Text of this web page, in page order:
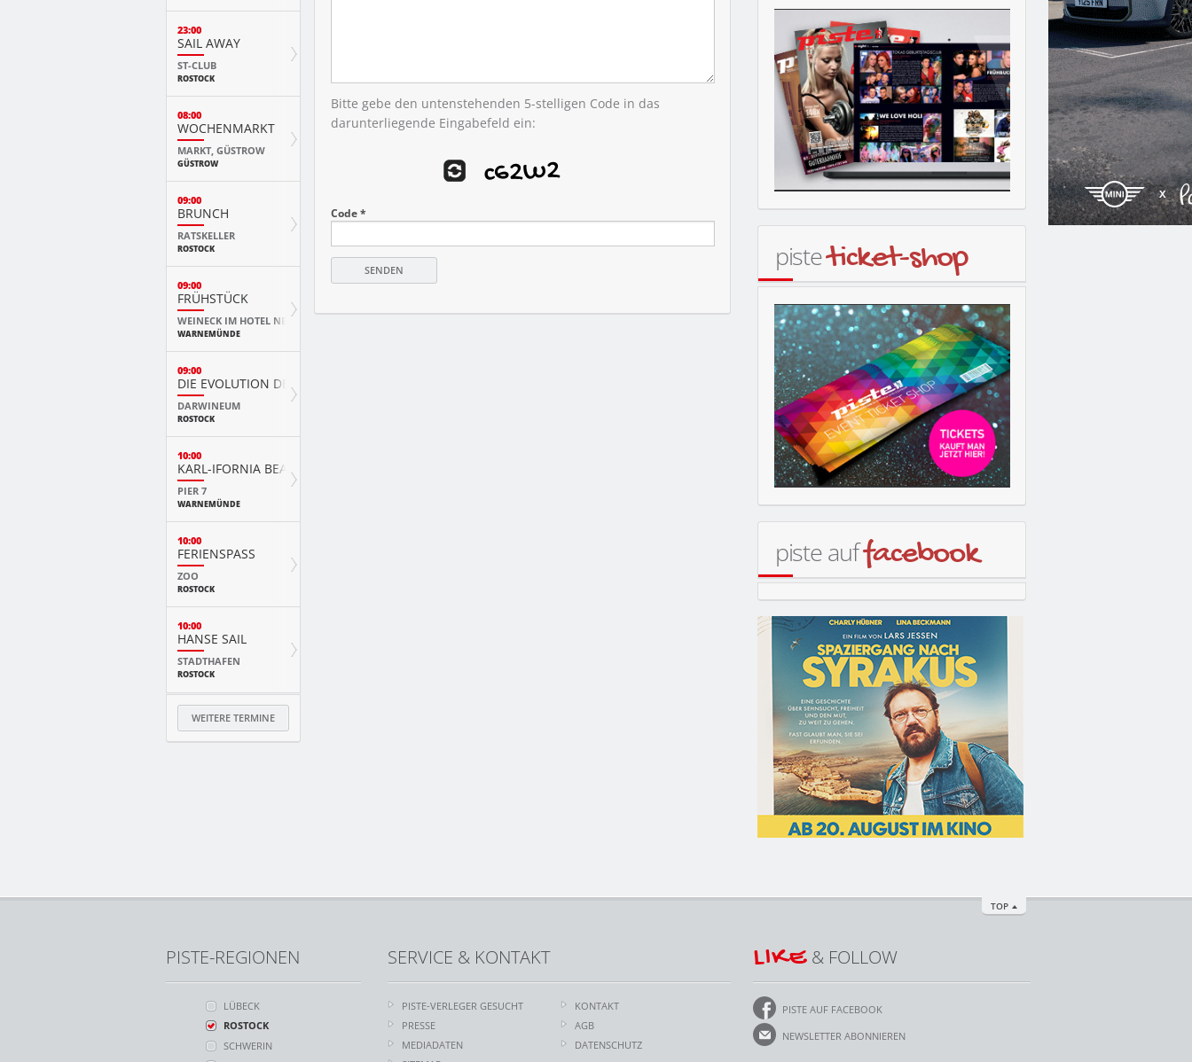
Bitte gebe den untenstehenden 5-stelligen Code in das
darunterliegende Eingabefeld ein:
Code *
23:00
SAIL AWAY
ST-CLUB
ROSTOCK
08:00
WOCHENMARKT
MARKT, GÜSTROW
GÜSTROW
09:00
BRUNCH
RATSKELLER
ROSTOCK
09:00
FRÜHSTÜCK
WEINECK IM HOTEL NEPTUN
WARNEMÜNDE
09:00
DIE EVOLUTION DER TIERE MIT PLAYMOBIL
DARWINEUM
ROSTOCK
10:00
KARL-IFORNIA BEACH SANDWELTEN
PIER 7
WARNEMÜNDE
10:00
FERIENSPASS
ZOO
ROSTOCK
10:00
HANSE SAIL
STADTHAFEN
ROSTOCK
WEITERE TERMINE
pisteticket-shop
piste auffacebook
TOP
PISTE-REGIONEN
LÜBECK
ROSTOCK
SCHWERIN
SERVICE & KONTAKT
PISTE-VERLEGER GESUCHT
PRESSE
MEDIADATEN
KONTAKT
AGB
DATENSCHUTZ
LIKE& FOLLOW
PISTE AUF FACEBOOK
NEWSLETTER ABONNIEREN